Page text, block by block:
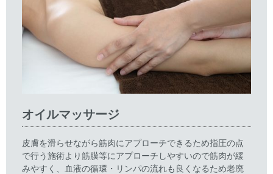
オイルマッサージ
皮膚を滑らせながら筋肉にアプローチできるため指圧の点
で行う施術より筋膜等にアプローチしやすいので筋肉が緩
みやすく、血液の循環・リンパの流れも良くなるため老廃